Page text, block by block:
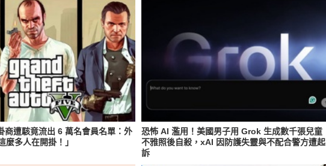
商遭駭竟流出 6 萬名會員名單：外
麼多人在開掛！」
恐怖 AI 濫用！美國男子用 Grok 生成數千張兒童
不雅照後自殺，xAI 因防護失靈與不配合警方遭起
訴